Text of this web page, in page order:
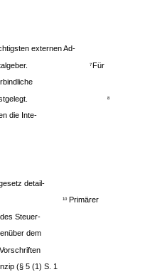
externen Ad-
7 Für
8
die Inte-
detail-
10 Primärer
Steuer-
dem
(§ 5 (1) S. 1